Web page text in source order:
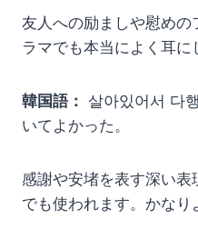
友人への励ましや慰めの
ラマでも本当によく耳に
韓国語： 살아있어서 다
いてよかった。
感謝や安堵を表す深い
でも使われます。かなり